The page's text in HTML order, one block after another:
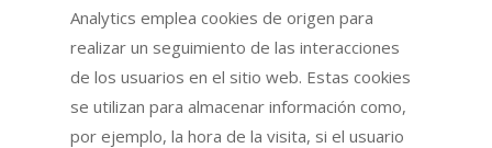
Analytics emplea cookies de origen para
realizar un seguimiento de las interacciones
de los usuarios en el sitio web. Estas cookies
se utilizan para almacenar información como,
por ejemplo, la hora de la visita, si el usuario